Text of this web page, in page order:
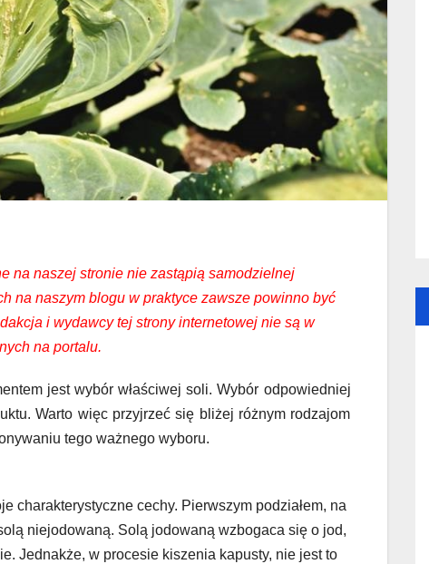
na naszej stronie nie zastąpią samodzielnej
na naszym blogu w praktyce zawsze powinno być
i wydawcy tej strony internetowej nie są w
na portalu.
jest wybór właściwej soli. Wybór odpowiedniej
Warto więc przyjrzeć się bliżej różnym rodzajom
tego ważnego wyboru.
charakterystyczne cechy. Pierwszym podziałem, na
niejodowaną. Solą jodowaną wzbogaca się o jod,
Jednakże, w procesie kiszenia kapusty, nie jest to